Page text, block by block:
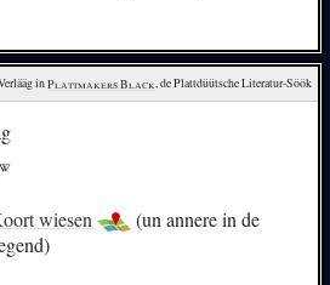
in Plattmakers Black, de Plattdüütsche Literatur-Söök
wiesen
(un annere in de